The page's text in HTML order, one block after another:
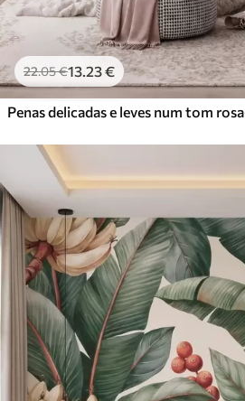
22.05€13.23€